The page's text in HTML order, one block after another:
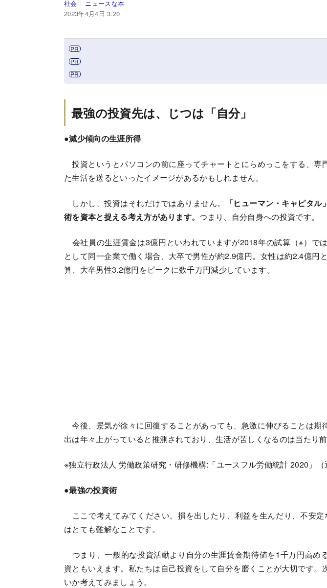
社会
ニュースな本
2023年4月4日 3:20
最強の投資先は、じつは「自分」
●減少傾向の生涯所得
投資というとパソコンの前に座ってチャートとにらめっこをする、専
た生活を送るといったイメージがあるかもしれません。
しかし、投資はそれだけではありません。
「ヒューマン・キャピタ
術を資本と捉える考え方があります。つまり、自分自身への投資です。
会社員の生涯賃金は3億円といわれていますが2018年の試算（※）で
として同一企業で働く場合、大卒で男性が約2.9億円。女性は約2.4億円
算、大卒男性3.2億円をピークに数千万円減少しています。
今後、景気が徐々に回復することがあっても、急激に伸びることは期
出は年々上がっていると推測されており、生活が苦しくなるのは当たり前
※独立行政法人 労働政策研究・研修機構:「ユースフル労働統計 2020」（
●最強の投資術
ここで考えてみてください。損を出したり、利益を生んだり、不安
はとても難解なことです。
つまり、一般的な投資活動より自分の生涯賃金期待値を1千万円高め
資ともいえます。私たちは自己投資をして自分を磨くことが大切です。
いか考えてみましょう。